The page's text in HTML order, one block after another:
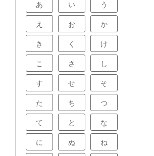
あ い う
え お か
き く け
こ さ し
す せ そ
た ち つ
て と な
に ぬ ね